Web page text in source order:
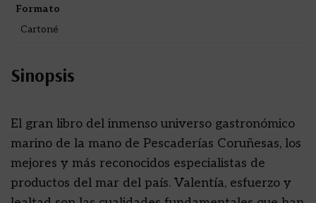
Formato
Cartoné
Sinopsis
El gran libro del inmenso universo gastronómico
marino de la mano de Pescaderías Coruñesas, los
mejores y más reconocidos especialistas de
productos del mar del país. Valentía, esfuerzo y